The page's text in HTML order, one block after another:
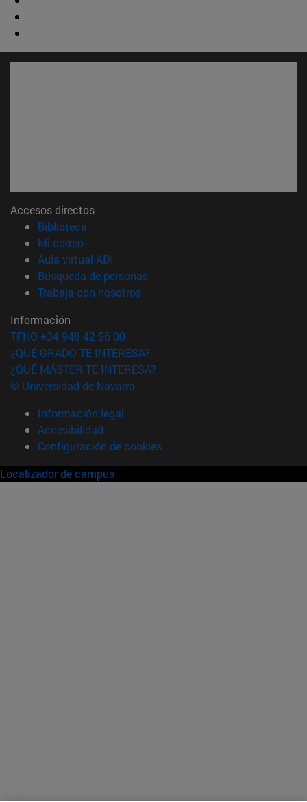
Accesos directos
Biblioteca
Mi correo(abre en nueva ventana)
Aula virtual ADI
Búsqueda de personas(abre en nueva ventana)
Trabaja con nosotros(abre en nueva ventana)
Información
TFNO +34 948 42 56 00
¿QUÉ GRADO TE INTERESA?
¿QUÉ MÁSTER TE INTERESA?
© Universidad de Navarra
Información legal
Accesibilidad
Configuración de cookies
Localizador de campus